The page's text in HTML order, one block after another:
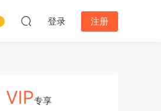
登录 注册
VIP专享